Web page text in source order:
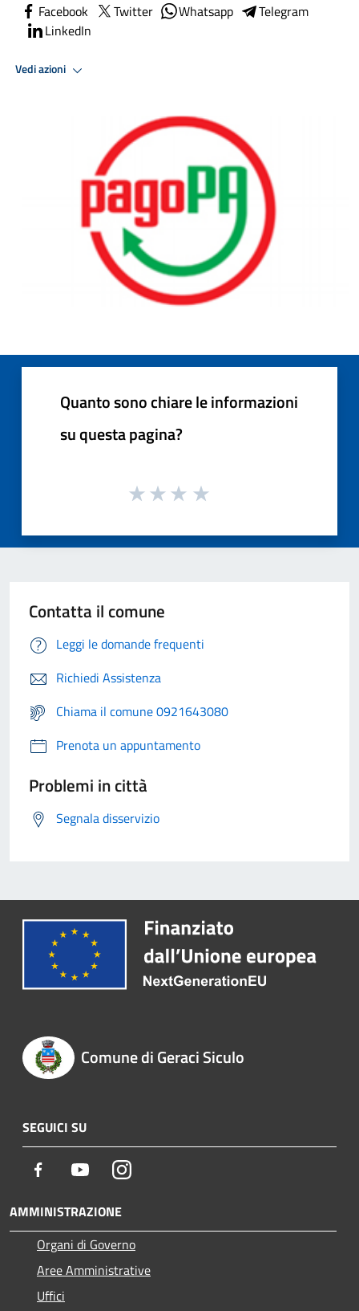
Facebook Twitter Whatsapp
Telegram
LinkedIn
Vedi azioni
Quanto sono chiare le informazioni
su questa pagina?
Contatta il comune
Leggi le domande frequenti
Richiedi Assistenza
Chiama il comune 0921643080
Prenota un appuntamento
Problemi in città
Segnala disservizio
Comune di Geraci Siculo
SEGUICI SU
Facebook YoutubeInstagram
AMMINISTRAZIONE
Organi di Governo
Aree Amministrative
Uffici